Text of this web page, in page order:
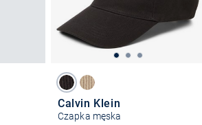
Calvin Klein
Czapka męska